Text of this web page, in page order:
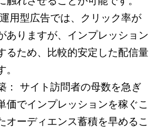
用型広告では、クリック率が
ありますが、インプレッション
るため、比較的安定した配信量
： サイト訪問者の母数を急ぎ
価でインプレッションを稼ぐこ
オーディエンス蓄積を早めるこ